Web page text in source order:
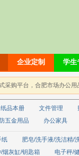
企业定制 学生
采购平台，合肥市场办
纸品本册 文件管理
五金用品 办公家具
纸
肥皂/洗手液/洗洁精/
烟灰缸/钥匙箱 电子秤/